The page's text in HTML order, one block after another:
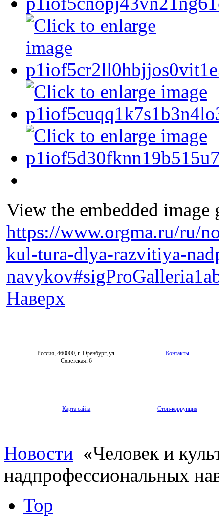
View the embedded
https://www.orgma.ru/ru/
kul-tura-dlya-razvitiya-
Наверх
Россия, 460000, г. Оренбург, ул.
Советская, 6
Контакты
Карта сайта Стоп-коррупция
Новости «Человек и
надпрофессиональных
Top